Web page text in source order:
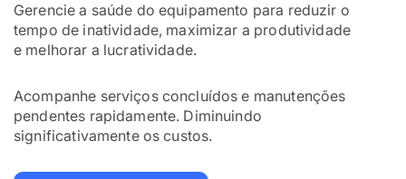
Gerencie a saúde do equipamento para reduzir o
tempo de inatividade, maximizar a produtividade
e melhorar a lucratividade.
Acompanhe serviços concluídos e manutenções
pendentes rapidamente. Diminuindo
significativamente os custos.